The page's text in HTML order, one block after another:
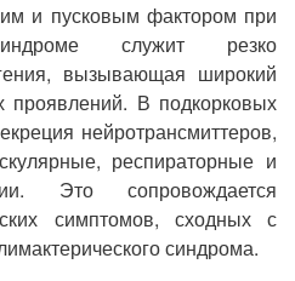
и пусковым фактором при
служит резко
вызывающая широкий
проявлений. В подкорковых
нейротрансмиттеров,
респираторные и
Это сопровождается
симптомов, сходных с
синдрома.